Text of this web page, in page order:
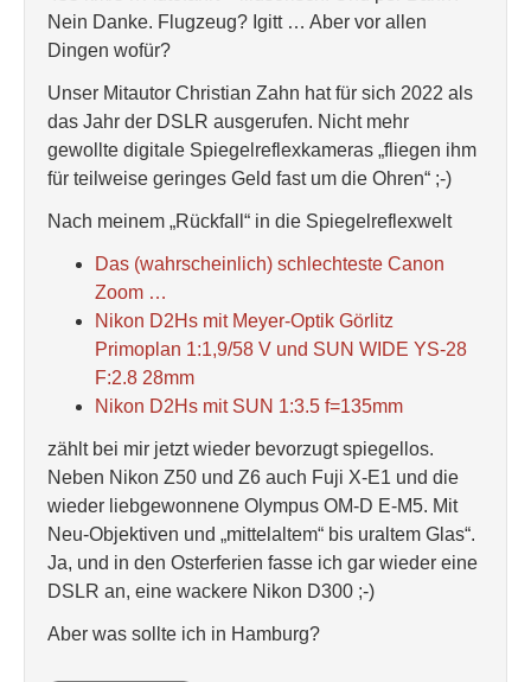
Nein Danke. Flugzeug? Igitt … Aber vor allen
Dingen wofür?
Unser Mitautor Christian Zahn hat für sich 2022 als
das Jahr der DSLR ausgerufen. Nicht mehr
gewollte digitale Spiegelreflexkameras „fliegen ihm
für teilweise geringes Geld fast um die Ohren“ ;-)
Nach meinem „Rückfall“ in die Spiegelreflexwelt
Das (wahrscheinlich) schlechteste Canon
Zoom …
Nikon D2Hs mit Meyer-Optik Görlitz
Primoplan 1:1,9/58 V und SUN WIDE YS-28
F:2.8 28mm
Nikon D2Hs mit SUN 1:3.5 f=135mm
zählt bei mir jetzt wieder bevorzugt spiegellos.
Neben Nikon Z50 und Z6 auch Fuji X-E1 und die
wieder liebgewonnene Olympus OM-D E-M5. Mit
Neu-Objektiven und „mittelaltem“ bis uraltem Glas“.
Ja, und in den Osterferien fasse ich gar wieder eine
DSLR an, eine wackere Nikon D300 ;-)
Aber was sollte ich in Hamburg?